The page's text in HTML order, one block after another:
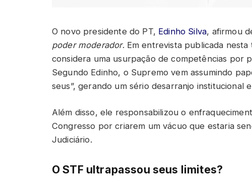
O novo presidente do PT, Edinho Silva, afirmou
poder moderador. Em entrevista publicada
considera uma usurpação de competências por
Segundo Edinho, o Supremo vem assumindo
seus”, gerando um sério desarranjo institucional
Além disso, ele responsabilizou o
Congresso por criarem um vácuo que estaria
Judiciário.
O STF ultrapassou seus limites?